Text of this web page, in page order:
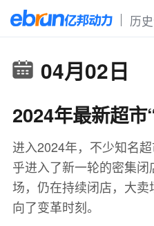
历
04月02日
2024年最新超市
进入2024年，不少知名
乎进入了新一轮的密集
场，仍在持续闭店，大
向了变革时刻。